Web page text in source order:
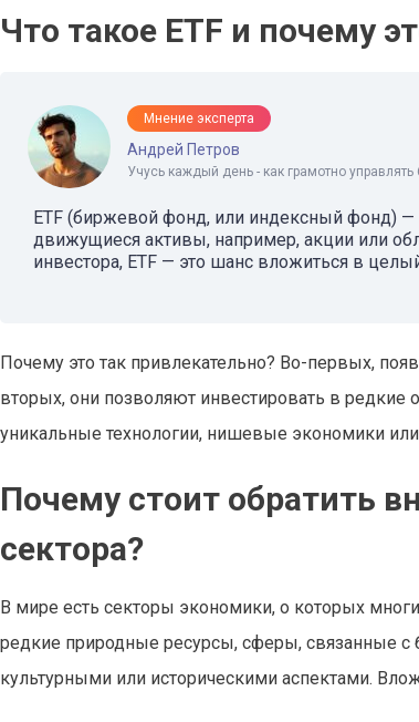
Что такое ETF и почему
Мнение эксперта
Андрей Петров
Учусь каждый день - как грамотно
ETF (биржевой фонд, или индексный фонд) —
движущиеся активы, например, акции или
инвестора, ETF — это шанс вложиться в
Почему это так привлекательно? Во-первых,
вторых, они позволяют инвестировать в
уникальные технологии, нишевые экономики
Почему стоит обратить
сектора?
В мире есть секторы экономики, о которых
редкие природные ресурсы, сферы, связанные с
культурными или историческими аспектами.